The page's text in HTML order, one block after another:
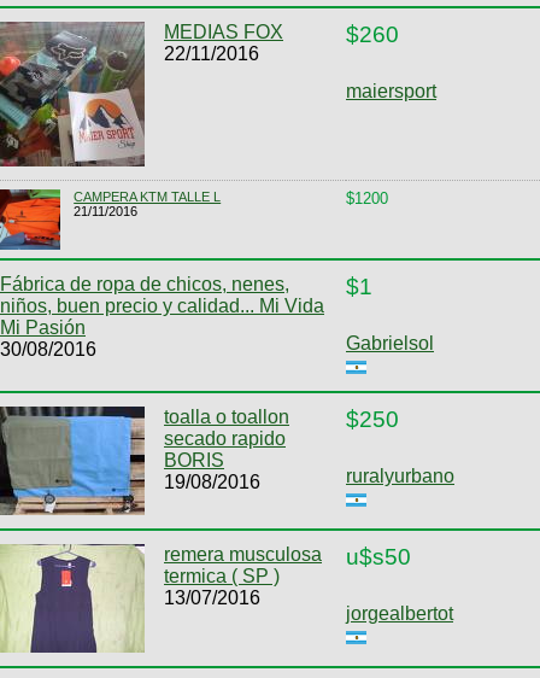
MEDIAS FOX
22/11/2016
$260
maiersport
CAMPERA KTM TALLE L
21/11/2016
$1200
Fábrica de ropa de chicos, nenes,
niños, buen precio y calidad... Mi Vida
Mi Pasión
30/08/2016
$1
Gabrielsol
toalla o toallon
secado rapido
BORIS
19/08/2016
$250
ruralyurbano
remera musculosa
termica ( SP )
13/07/2016
u$s50
jorgealbertot